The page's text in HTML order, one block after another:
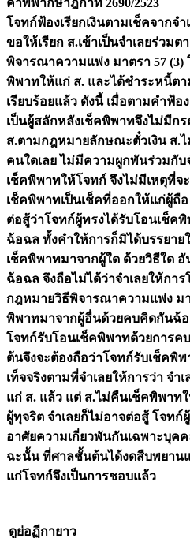
โจทก์ฟ้องเรียกเงินตามเช็คจากจำ
ขอให้เรียก ส.เข้าเป็นจำเลยร่วม
พิจารณาความแพ่ง มาตรา 57 (3)
พิพาทให้แก่ ส. และได้ชำระหนี้ต
เรียบร้อยแล้ว ดังนี้ เมื่อตามคำฟ้
เป็นผู้สลักหลังเช็คพิพาทจึงไม่มีก
ส.ตามกฎหมายลักษณะตั๋วเงิน ส.
คนใดเลย ไม่มีความผูกพันร่วมกับ
เช็คพิพาทให้โจทก์ จึงไม่มีเหตุที่จะ
เช็คพิพาทเป็นเช็คที่ออกให้แก่ผู้ถือ
ต่อสู้ว่าโจทก์ผู้ทรงได้รับโอนเช็ค
ฉ้อฉล ทั้งคำให้การก็มิได้บรรยาย
เช็คพิพาทมาจากผู้ใด ด้วยวิธีใด
ฉ้อฉล จึงถือไม่ได้ว่าจำเลยให้กา
กฎหมายวิธีพิจารณาความแพ่ง ม
พิพาทมาจากผู้อื่นด้วยคบคิดกันฉ้อ
โจทก์รับโอนเช็คพิพาทด้วยการค
ต้นจึงจะต้องถือว่าโจทก์รับเช็คพิ
เท็จจริงตามที่จำเลยให้การว่า จ
แก่ ส. แล้ว แต่ ส.ไม่คืนเช็คพิพาท
ผู้ทุจริต จำเลยก็ไม่อาจต่อสู้ โจท
อาศัยความเกี่ยวพันกันเฉพาะบุคค
ฉะนั้น ที่ศาลชั้นต้นได้งดสืบพยาน
แก่โจทก์จึงเป็นการชอบแล้ว
ดูย่อฏีกายาว